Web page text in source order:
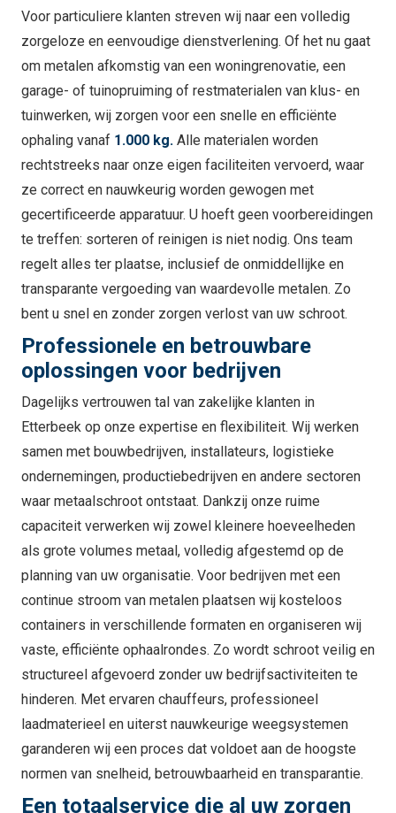
Voor particuliere klanten streven wij naar een volledig
zorgeloze en eenvoudige dienstverlening. Of het nu gaat
om metalen afkomstig van een woningrenovatie, een
garage- of tuinopruiming of restmaterialen van klus- en
tuinwerken, wij zorgen voor een snelle en efficiënte
ophaling vanaf 1.000 kg. Alle materialen worden
rechtstreeks naar onze eigen faciliteiten vervoerd, waar
ze correct en nauwkeurig worden gewogen met
gecertificeerde apparatuur. U hoeft geen voorbereidingen
te treffen: sorteren of reinigen is niet nodig. Ons team
regelt alles ter plaatse, inclusief de onmiddellijke en
transparante vergoeding van waardevolle metalen. Zo
bent u snel en zonder zorgen verlost van uw schroot.
Professionele en betrouwbare
oplossingen voor bedrijven
Dagelijks vertrouwen tal van zakelijke klanten in
Etterbeek op onze expertise en flexibiliteit. Wij werken
samen met bouwbedrijven, installateurs, logistieke
ondernemingen, productiebedrijven en andere sectoren
waar metaalschroot ontstaat. Dankzij onze ruime
capaciteit verwerken wij zowel kleinere hoeveelheden
als grote volumes metaal, volledig afgestemd op de
planning van uw organisatie. Voor bedrijven met een
continue stroom van metalen plaatsen wij kosteloos
containers in verschillende formaten en organiseren wij
vaste, efficiënte ophaalrondes. Zo wordt schroot veilig en
structureel afgevoerd zonder uw bedrijfsactiviteiten te
hinderen. Met ervaren chauffeurs, professioneel
laadmaterieel en uiterst nauwkeurige weegsystemen
garanderen wij een proces dat voldoet aan de hoogste
normen van snelheid, betrouwbaarheid en transparantie.
Een totaalservice die al uw zorgen